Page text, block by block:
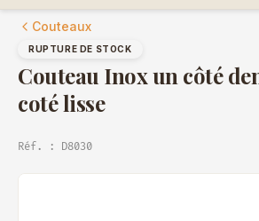
Couteaux
RUPTURE DE STOCK
Couteau Inox un côté
coté lisse
Réf. : D8030